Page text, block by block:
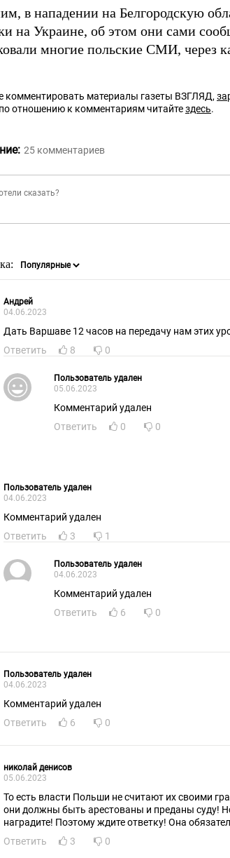
в нападении на Белгородскую
на Украине, об этом они сами
многие польские СМИ, через
комментировать материалы газеты ВЗГЛЯД,
отношению к комментариям читайтездесь.
25 комментариев
Андрей
04.06.2023
Дать Варшаве 12 часов на передачу нам этих
Ответить
8 0
Пользователь удален
05.06.2023
Комментарий удален
Ответить
0 0
Пользователь удален
04.06.2023
Комментарий удален
Ответить
3 1
Пользователь удален
04.06.2023
Комментарий удален
Ответить
6 0
Пользователь удален
04.06.2023
Комментарий удален
Ответить
6 0
николай денисов
05.06.2023
То есть власти Польши не считают их своими
они должны быть арестованы и преданы суду!
наградите! Поэтому ждите ответку! Она
Ответить
3 0